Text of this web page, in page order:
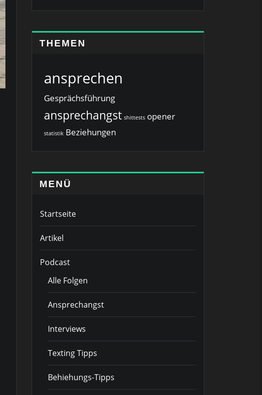
THEMEN
ansprechen
Gesprächsführung
ansprechangst shittests opener
statistik Beziehungen
MENÜ
Startseite
Artikel
Podcast
Alle Folgen
Ansprechangst
Interviews
Texting Tipps
Behiehungs-Tipps